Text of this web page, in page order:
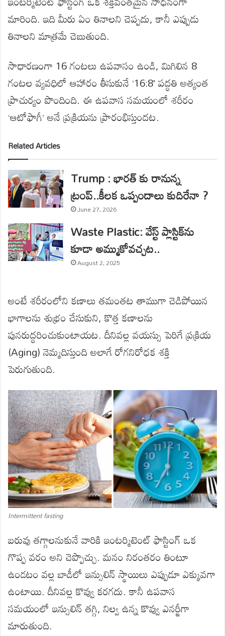
మారింది. ఇది మీరు ఏం తినాలని చెప్పదు, కానీ ఎప్పుడు
తినాలని మాత్రమే చెబుతుంది.
సాధారణంగా 16 గంటలు ఉపవాసం ఉండి, మిగిలిన 8
గంటల వ్యవధిలో ఆహారం తీసుకునే ’16:8′ పద్ధతి అత్యంత
ప్రాచుర్యం పొందింది. ఈ ఉపవాస సమయంలో శరీరం
‘ఆటోఫాగీ’ అనే ప్రక్రియను ప్రారంభిస్తుందట.
Related Articles
Trump : భారత్ కు రానున్న
ట్రంప్..కీలక ఒప్పందాలు కుదిరేనా ?
June 27, 2026
Waste Plastic: వేస్ట్ ప్లాస్టిక్‌ను
కూడా అమ్ముకోవచ్చట..
August 2, 2025
అంటే శరీరంలోని కణాలు తమంతట తాముగా చెడిపోయిన
భాగాలను శుభ్రం చేసుకుని, కొత్త కణాలను
పునరుద్ధరించుకుంటాయట. దీనివల్ల వయస్సు పెరిగే ప్రక్రియ
(Aging) నెమ్మదిస్తుంది అలాగే రోగనిరోధక శక్తి
పెరుగుతుంది.
Intermittent fasting
బరువు తగ్గాలనుకునే వారికి ఇంటర్మిటెంట్ ఫాస్టింగ్ ఒక
గొప్ప వరం అని చెప్పొచ్చు. మనం నిరంతరం తింటూ
ఉండటం వల్ల బాడీలో ఇన్సులిన్ స్థాయిలు ఎప్పుడూ ఎక్కువగా
ఉంటాయి. దీనివల్ల కొవ్వు కరగదు. కానీ ఉపవాస
సమయంలో ఇన్సులిన్ తగ్గి, నిల్వ ఉన్న కొవ్వు ఎనర్జీగా
మారుతుంది.